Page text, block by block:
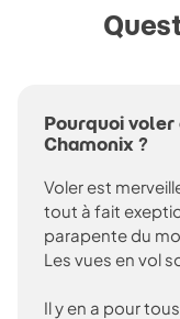
Pourquoi
Chamonix ?
Voler est
tout à fait
parapente du
Les vues en vol
Il y en a pour